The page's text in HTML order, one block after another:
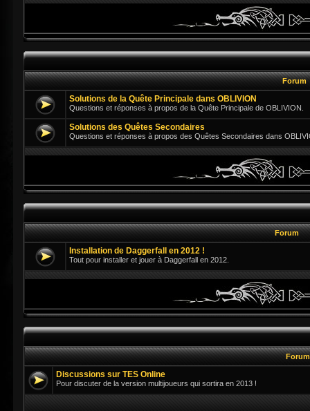
Forum
Solutions de la Quête Principale dans OBLIVION
Questions et réponses à propos de la Quête Principale de OBLIVION.
Solutions des Quêtes Secondaires
Questions et réponses à propos des Quêtes Secondaires dans
Forum
Installation de Daggerfall en 2012 !
Tout pour installer et jouer à Daggerfall en 2012.
Discussions sur TES Online
Pour discuter de la version multijoueurs qui sortira en 2013 !